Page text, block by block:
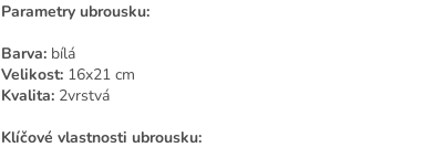
Parametry ubrousku:
Barva: bílá
Velikost: 16x21 cm
Kvalita: 2vrstvá
Klíčové vlastnosti ubrousku: